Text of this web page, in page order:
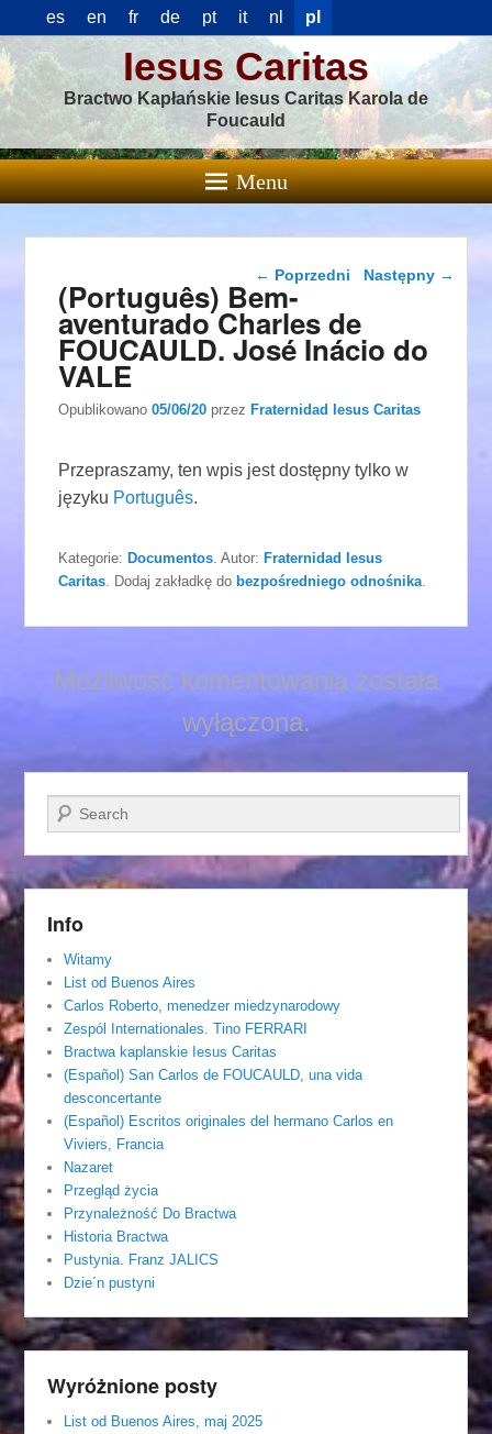
es en fr de pt it nl pl
Iesus Caritas
Bractwo Kapłańskie Iesus Caritas Karola de
Foucauld
Menu
Nawigacja wpisu
← Poprzedni Następny →
(Português) Bem-
aventurado Charles de
FOUCAULD. José Inácio do
VALE
Opublikowano05/06/20 przezFraternidad Iesus Caritas
Przepraszamy, ten wpis jest dostępny tylko w
języku Português.
Kategorie:Documentos . Autor:Fraternidad Iesus
Caritas . Dodaj zakładkę do bezpośredniego odnośnika
Możliwość komentowania została
wyłączona.
Szukaj
Info
Witamy
List od Buenos Aires
Carlos Roberto, menedzer miedzynarodowy
Zespól Internationales. Tino FERRARI
Bractwa kaplanskie Iesus Caritas
(Español) San Carlos de FOUCAULD, una vida
desconcertante
(Español) Escritos originales del hermano Carlos en
Viviers, Francia
Nazaret
Przegląd życia
Przynależność Do Bractwa
Historia Bractwa
Pustynia. Franz JALICS
Dzie´n pustyni
Wyróżnione posty
List od Buenos Aires, maj 2025